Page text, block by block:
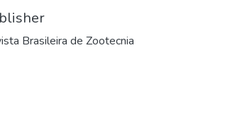
Brasileira de Zootecnia